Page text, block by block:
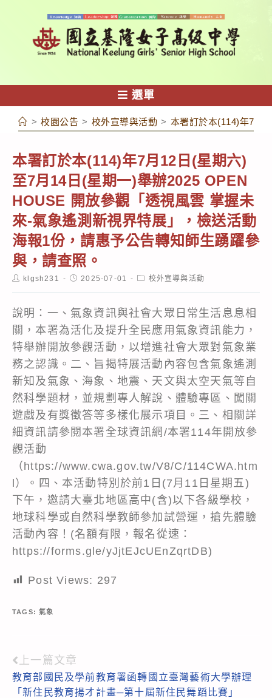
容
選單
> 校園公告 > 校外宣導與活動 > 本署訂於本(114)年7月
本署訂於本(114)年7月12日(星期六)
至7月14日(星期一)舉辦2025 OPEN
HOUSE 開放參觀「透視風雲 掌握未
來-氣象遙測新視界特展」，檢送活動
海報1份，請惠予公告轉知師生踴躍參
與，請查照。
Postklgsh231
Post2025-07-01
Post校外宣導與活動
說明：一、氣象資訊與社會大眾日常生活息息相
關，本署為活化及提升全民應用氣象資訊能力，
特舉辦開放參觀活動，以增進社會大眾對氣象業
務之認識。二、旨揭特展活動內容包含氣象遙測
新知及氣象、海象、地震、天文與太空天氣等自
然科學題材，並規劃專人解說、體驗專區、闖關
遊戲及有獎徵答等多樣化展示項目。三、相關詳
細資訊請參閱本署全球資訊網/本署114年開放參
觀活動
（https://www.cwa.gov.tw/V8/C/114CWA.htm
l）。四、本活動特別於前1日(7月11日星期五)
下午，邀請大臺北地區高中(含)以下各級學校，
地球科學或自然科學教師參加試營運，搶先體驗
活動內容！(名額有限，報名從速：
https://forms.gle/yJjtEJcUEnZqrtDB)
Post Views: 297
TAGS:氣象
Read
more
上一篇文章
教育部國民及學前教育署函轉國立臺灣藝術大學辦理
「新住民教育揚才計畫─第十屆新住民舞蹈比賽」